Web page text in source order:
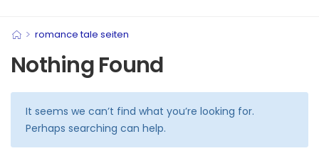
> romance tale seiten
Nothing Found
It seems we can’t find what you’re looking for.
Perhaps searching can help.